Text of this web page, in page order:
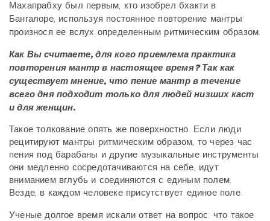
Махапрабху был первым, кто изобрел бхакти в
Бангалоре, используя постоянное повторение мантры:
произнося ее вслух определенным ритмическим образом.
Как Вы считаете, для кого приемлема практика
повторения мантр в настоящее время? Так как
существует мнение, что пение мантр в течение
всего дня подходит только для людей низших каст
и для женщин.
Такое толкование опять же поверхностно. Если люди
рецитируют мантры ритмическим образом, то через час
пения под барабаны и другие музыкальные инструменты
они медленно сосредотачиваются на себе, идут
вниманием вглубь и соединяются с единым полем.
Везде, в каждом человеке присутствует единое поле.
Ученые долгое время искали ответ на вопрос: что такое